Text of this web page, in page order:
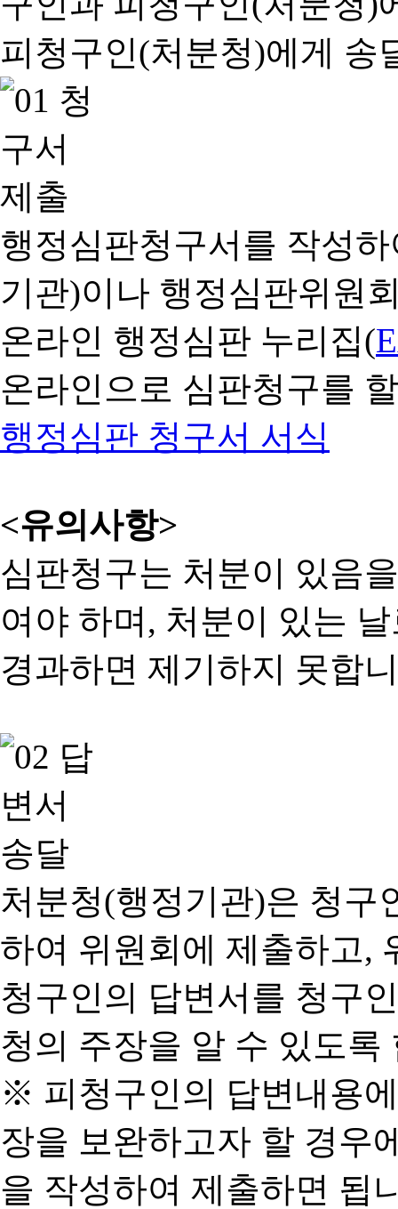
행정심판청구서를 작성
기관)이나 행정심판위원
온라인 행정심판 누리집(
온라인으로 심판청구를
행정심판 청구서 서식
<유의사항>
심판청구는 처분이 있음
여야 하며, 처분이 있는
경과하면 제기하지 못합
처분청(행정기관)은 청구
하여 위원회에 제출하고,
청구인의 답변서를 청구
청의 주장을 알 수 있도록
※ 피청구인의 답변내용
장을 보완하고자 할 경우
을 작성하여 제출하면 됩